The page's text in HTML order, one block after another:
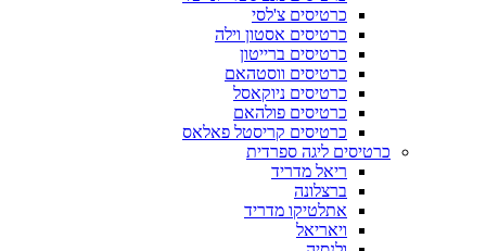
כרטיסים צ'לסי
כרטיסים אסטון וילה
כרטיסים ברייטון
כרטיסים ווסטהאם
כרטיסים ניוקאסל
כרטיסים פולהאם
כרטיסים קריסטל פאלאס
כרטיסים ליגה ספרדית
ריאל מדריד
ברצלונה
אתלטיקו מדריד
ויאריאל